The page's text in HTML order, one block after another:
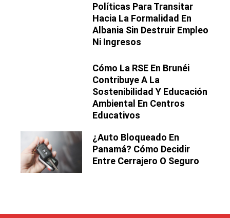
Políticas Para Transitar
Hacia La Formalidad En
Albania Sin Destruir Empleo
Ni Ingresos
Cómo La RSE En Brunéi
Contribuye A La
Sostenibilidad Y Educación
Ambiental En Centros
Educativos
¿Auto Bloqueado En
Panamá? Cómo Decidir
Entre Cerrajero O Seguro